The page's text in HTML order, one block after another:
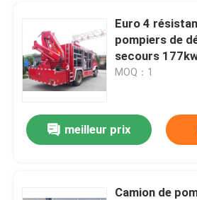
Demandez une citation
Camion de pompiers de
Camion de pompiers en mousse
Camion de pompiers à poudre
Euro 4
pompiers de
secours
5T
MOQ：1
meilleur prix
Camion de